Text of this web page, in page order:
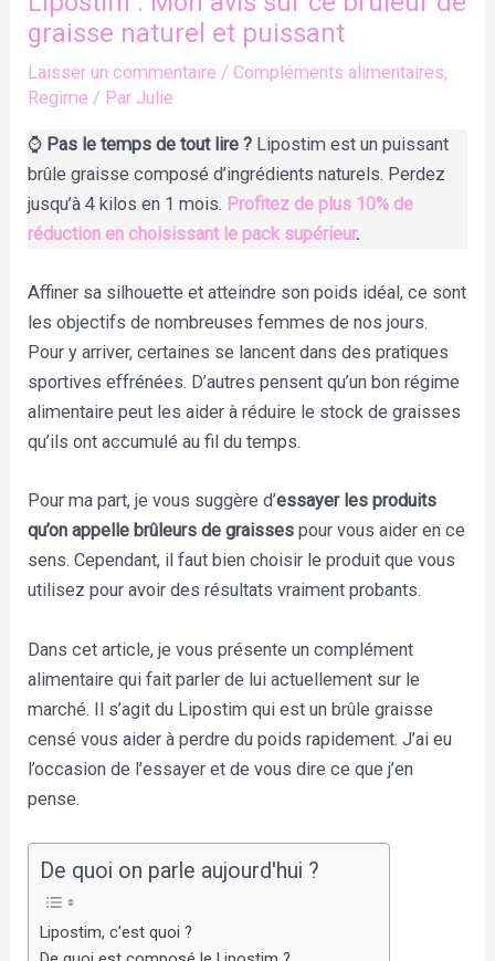
graisse naturel et puissant
Laisser un commentaire /Compléments alimentaires,
Regime / Par Julie
⌚ Pas le temps de tout lire ? Lipostim est un puissant
brûle graisse composé d’ingrédients naturels. Perdez
jusqu’à 4 kilos en 1 mois. Profitez de plus 10% de
réduction en choisissant le pack supérieur.
Affiner sa silhouette et atteindre son poids idéal, ce sont
les objectifs de nombreuses femmes de nos jours.
Pour y arriver, certaines se lancent dans des pratiques
sportives effrénées. D’autres pensent qu’un bon régime
alimentaire peut les aider à réduire le stock de graisses
qu’ils ont accumulé au fil du temps.
Pour ma part, je vous suggère d’essayer les produits
qu’on appelle brûleurs de graissespour vous aider en ce
sens. Cependant, il faut bien choisir le produit que vous
utilisez pour avoir des résultats vraiment probants.
Dans cet article, je vous présente un complément
alimentaire qui fait parler de lui actuellement sur le
marché. Il s’agit du Lipostim qui est un brûle graisse
censé vous aider à perdre du poids rapidement. J’ai eu
l’occasion de l’essayer et de vous dire ce que j’en
pense.
De quoi on parle aujourd'hui ?
Lipostim, c’est quoi ?